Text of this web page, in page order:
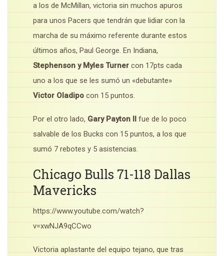
a los de McMillan, victoria sin muchos apuros
para unos Pacers que tendrán que lidiar con la
marcha de su máximo referente durante estos
últimos años, Paul George. En Indiana,
Stephenson y Myles Turner con 17pts cada
uno a los que se les sumó un «debutante»
Victor Oladipo con 15 puntos.
Por el otro lado, Gary Payton II
fue de lo poco
salvable de los Bucks con 15 puntos, a los que
sumó 7 rebotes y 5 asistencias.
Chicago Bulls 71-118 Dallas
Mavericks
https://www.youtube.com/watch?
v=xwNJA9qCCwo
Victoria aplastante del equipo tejano, que tras